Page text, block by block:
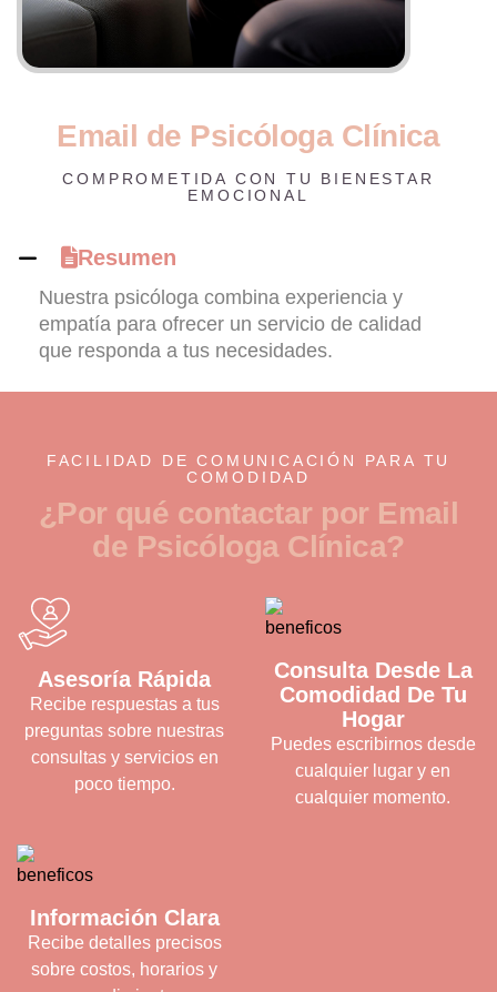
Email de Psicóloga Clínica
COMPROMETIDA CON TU BIENESTAR
EMOCIONAL
Resumen
Nuestra psicóloga combina experiencia y
empatía para ofrecer un servicio de calidad
que responda a tus necesidades.
FACILIDAD DE COMUNICACIÓN PARA TU
COMODIDAD
¿Por qué contactar por Email
de Psicóloga Clínica?
Asesoría Rápida
Recibe respuestas a tus
preguntas sobre nuestras
consultas y servicios en
poco tiempo.
Consulta Desde La
Comodidad De Tu
Hogar
Puedes escribirnos desde
cualquier lugar y en
cualquier momento.
Información Clara
Recibe detalles precisos
sobre costos, horarios y